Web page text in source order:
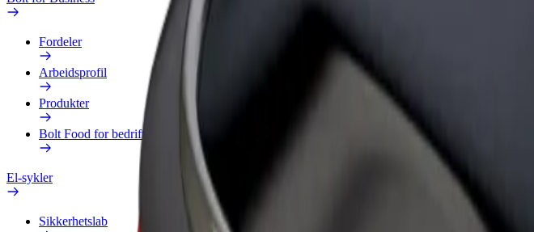
Fordeler
Arbeidsprofil
Produkter
Bolt Food for bedrifter
El-sykler
Sikkerhetslab